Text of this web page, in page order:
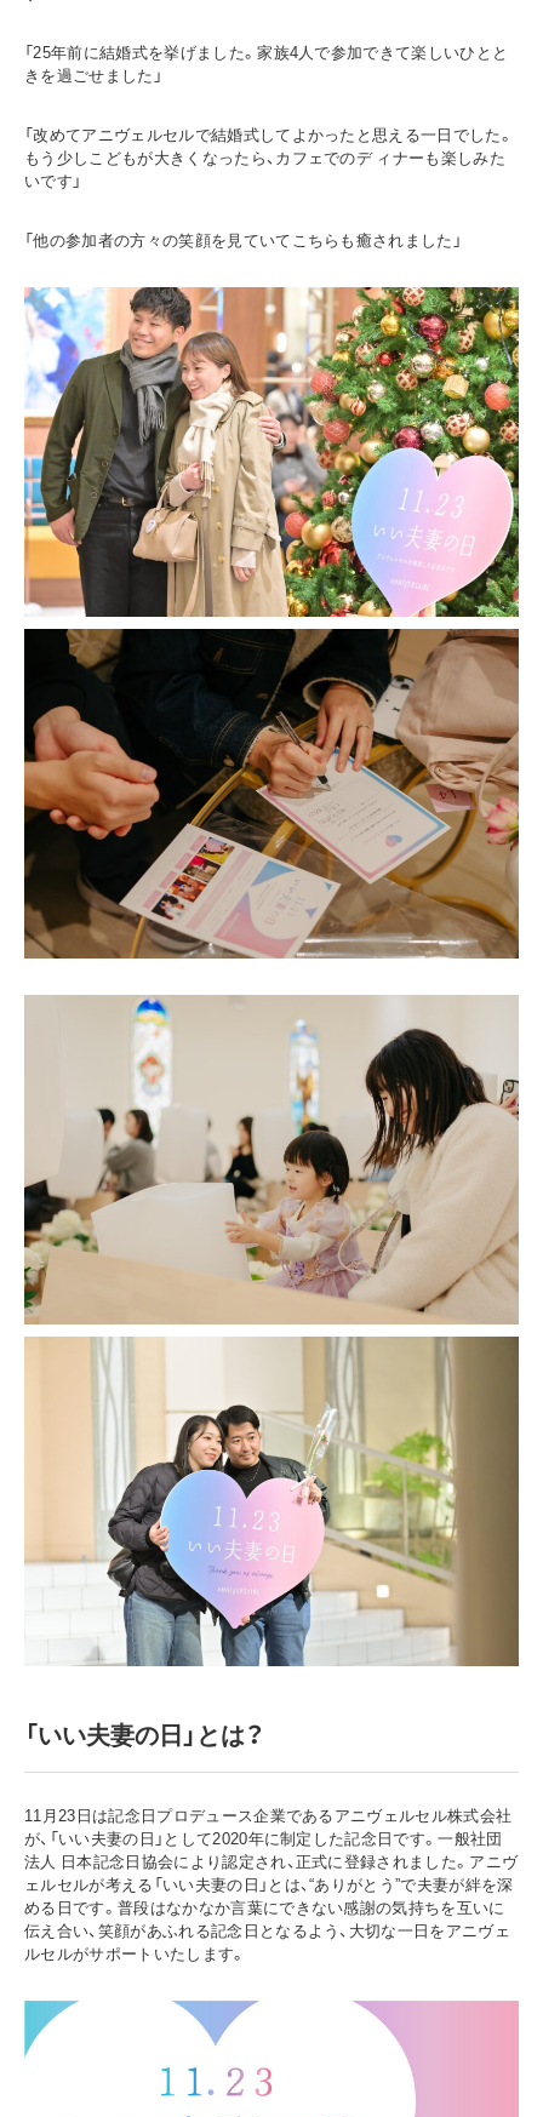
「25年前に結婚式を挙げました。家族4人で参加できて楽しいひとと
きを過ごせました」
「改めてアニヴェルセルで結婚式してよかったと思える一日でした。
もう少しこどもが大きくなったら、カフェでのデ ィナーも楽しみた
いです」
「他の参加者の方々の笑顔を見ていてこちらも癒されました」
「いい夫妻の日」とは？
11月23日は記念日プロデュース企業であるアニヴェルセル株式会社
が、「いい夫妻の日」として2020年に制定した記念日です。一般社団
法人 日本記念日協会により認定され、正式に登録されました。アニヴ
ェルセルが考える「いい夫妻の日」とは、“ありがとう”で夫妻が絆を深
める日です。普段はなかなか言葉にできない感謝の気持ちを互いに
伝え合い、笑顔があふれる記念日となるよう、大切な一日をアニヴェ
ルセルがサポートいたします。